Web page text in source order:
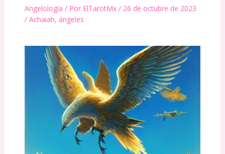
Angelología / Por ElTarotMx / 26 de octubre de 2023
/ Achaiah, ángeles